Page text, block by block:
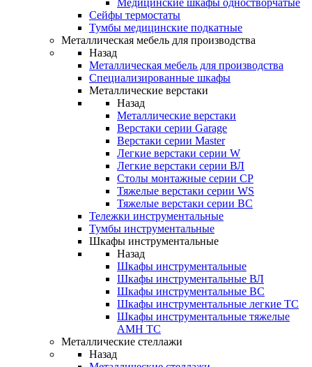
Медицинские шкафы одностворчатые
Сейфы термостаты
Тумбы медицинские подкатные
Металлическая мебель для производства
Назад
Металлическая мебель для производства
Cпециализированные шкафы
Металлические верстаки
Назад
Металлические верстаки
Верстаки серии Garage
Верстаки серии Master
Легкие верстаки серии W
Легкие верстаки серии ВЛ
Столы монтажные серии СР
Тяжелые верстаки серии WS
Тяжелые верстаки серии ВС
Тележки инструментальные
Тумбы инструментальные
Шкафы инструментальные
Назад
Шкафы инструментальные
Шкафы инструментальные ВЛ
Шкафы инструментальные ВС
Шкафы инструментальные легкие ТС
Шкафы инструментальные тяжелые
AMH TC
Металлические стеллажи
Назад